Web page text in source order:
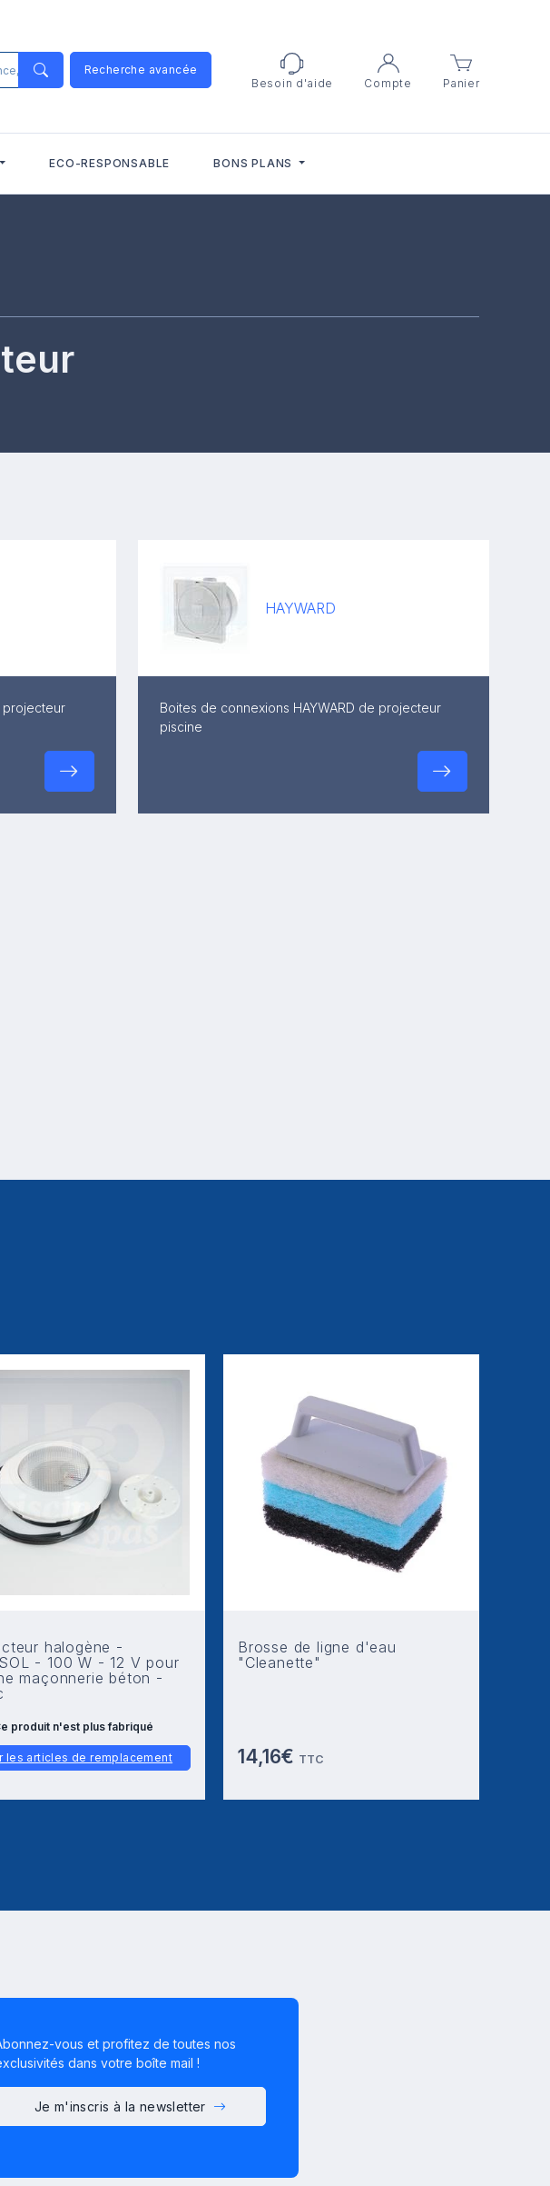
Recherche avancée
Besoin d'aide
Compte Panier
ECO-RESPONSABLE BONS PLANS
projecteur
HAYWARD
Boites de connexions HAYWARD de projecteur
piscine
halogène -
- 100 W - 12 V pour
maçonnerie béton -
produit n'est plus fabriqué
les articles de remplacement
Brosse de ligne d'eau
"Cleanette"
14,16€ TTC
vous et profitez de toutes nos
dans votre boîte mail !
Je m'inscris à la newsletter